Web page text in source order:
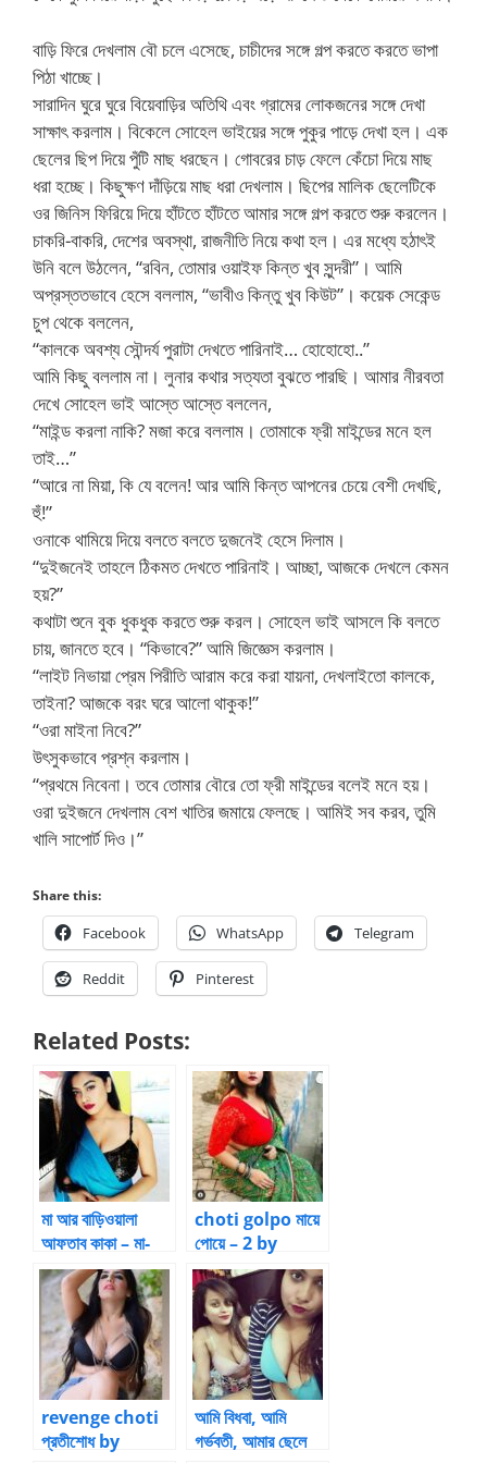
বাড়ি ফিরে দেখলাম বৌ চলে এসেছে, চাচীদের সঙ্গে গল্প করতে করতে ভাপা
পিঠা খাচ্ছে।
সারাদিন ঘুরে ঘুরে বিয়েবাড়ির অতিথি এবং গ্রামের লোকজনের সঙ্গে দেখা
সাক্ষাৎ করলাম। বিকেলে সোহেল ভাইয়ের সঙ্গে পুকুর পাড়ে দেখা হল। এক
ছেলের ছিপ দিয়ে পুঁটি মাছ ধরছেন। গোবরের চাড় ফেলে কেঁচো দিয়ে মাছ
ধরা হচ্ছে। কিছুক্ষণ দাঁড়িয়ে মাছ ধরা দেখলাম। ছিপের মালিক ছেলেটিকে
ওর জিনিস ফিরিয়ে দিয়ে হাঁটতে হাঁটতে আমার সঙ্গে গল্প করতে শুরু করলেন।
চাকরি-বাকরি, দেশের অবস্থা, রাজনীতি নিয়ে কথা হল। এর মধ্যে হঠাৎই
উনি বলে উঠলেন, “রবিন, তোমার ওয়াইফ কিন্ত খুব সুন্দরী”। আমি
অপ্রস্ততভাবে হেসে বললাম, “ভাবীও কিন্তু খুব কিউট”। কয়েক সেকেন্ড
চুপ থেকে বললেন,
“কালকে অবশ্য সৌন্দর্য পুরাটা দেখতে পারিনাই… হোহোহো..”
আমি কিছু বললাম না। লুনার কথার সত্যতা বুঝতে পারছি। আমার নীরবতা
দেখে সোহেল ভাই আস্তে আস্তে বললেন,
“মাইন্ড করলা নাকি? মজা করে বললাম। তোমাকে ফ্রী মাইন্ডের মনে হল
তাই…”
“আরে না মিয়া, কি যে বলেন! আর আমি কিন্ত আপনের চেয়ে বেশী দেখছি,
হুঁ!”
ওনাকে থামিয়ে দিয়ে বলতে বলতে দুজনেই হেসে দিলাম।
“দুইজনেই তাহলে ঠিকমত দেখতে পারিনাই। আচ্ছা, আজকে দেখলে কেমন
হয়?”
কথাটা শুনে বুক ধুকধুক করতে শুরু করল। সোহেল ভাই আসলে কি বলতে
চায়, জানতে হবে। “কিভাবে?” আমি জিজ্ঞেস করলাম।
“লাইট নিভায়া প্রেম পিরীতি আরাম করে করা যায়না, দেখলাইতো কালকে,
তাইনা? আজকে বরং ঘরে আলো থাকুক!”
“ওরা মাইনা নিবে?”
উৎসুকভাবে প্রশ্ন করলাম।
“প্রথমে নিবেনা। তবে তোমার বৌরে তো ফ্রী মাইন্ডের বলেই মনে হয়।
ওরা দুইজনে দেখলাম বেশ খাতির জমায়ে ফেলছে। আমিই সব করব, তুমি
খালি সাপোর্ট দিও।”
Share this:
Facebook WhatsApp Telegram
Reddit Pinterest
Related Posts:
মা আর বাড়িওয়ালা
আফতাব কাকা – মা-
ছেলের চুদার গল্প
choti golpo মায়ে
পোয়ে – 2 by
sorini
revenge choti
প্রতীশোধ by
আমি বিধবা, আমি
গর্ভবতী, আমার ছেলে